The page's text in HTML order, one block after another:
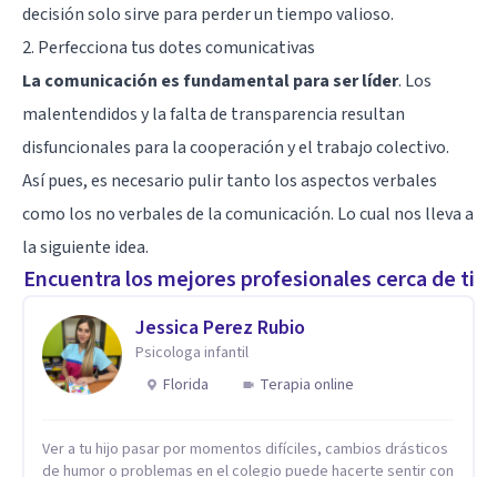
decisión solo sirve para perder un tiempo valioso.
2. Perfecciona tus dotes comunicativas
La comunicación es fundamental para ser líder. Los
malentendidos y la falta de transparencia resultan
disfuncionales para la cooperación y el trabajo colectivo.
Así pues, es necesario pulir tanto los aspectos verbales
como los no verbales de la comunicación. Lo cual nos lleva a
la siguiente idea.
Encuentra los mejores profesionales cerca de ti
Jessica Perez Rubio
Psicologa infantil
Florida
Terapia online
Ver a tu hijo pasar por momentos difíciles, cambios drásticos
de humor o problemas en el colegio puede hacerte sentir con